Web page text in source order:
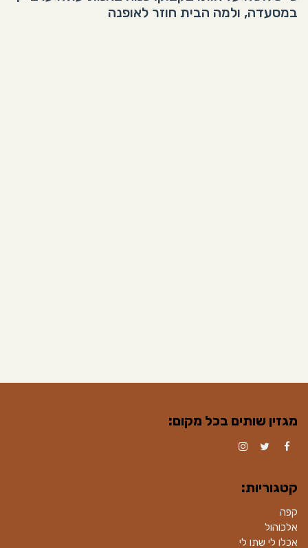
במסעדה, ולמה הבית חוזר לאופנה
מגזין שותים בכל מקום:
קטגוריות:
קפה
אלכוהול
אכלו לי שתו לי